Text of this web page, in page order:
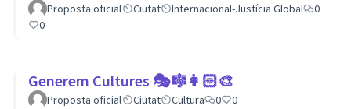
Proposta oficial Ciutat Internacional-Justícia Global
0
0
Generem Cultures 🎭🎼👩🏻‍🎨
Proposta oficial Ciutat Cultura 0 0